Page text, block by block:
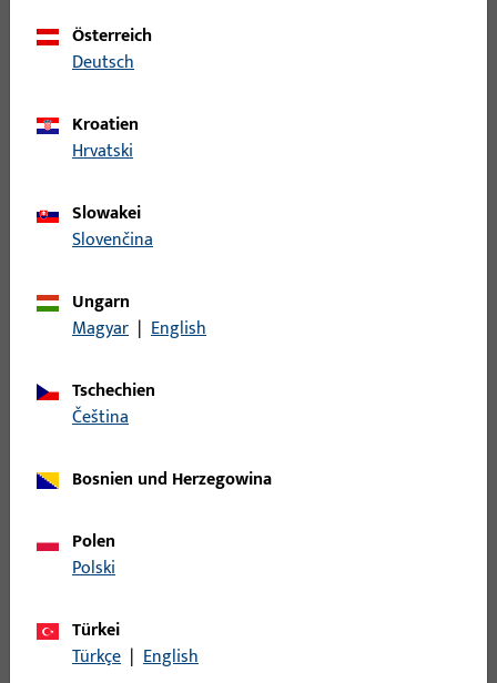
Zertifikat EN 14846 0432-CPR-00029-07
A-Öffner
PDF (1MB)
Leistungserklärung EN 14846 SECURY Automatic mit A-
PDF (1MB)
Österreich
Deutsch
Kroatien
Hrvatski
Slowakei
Slovenčina
Ungarn
Magyar | English
Tschechien
čeština
Bosnien und Herzegowina
Polen
Polski
Türkei
Türkçe | English